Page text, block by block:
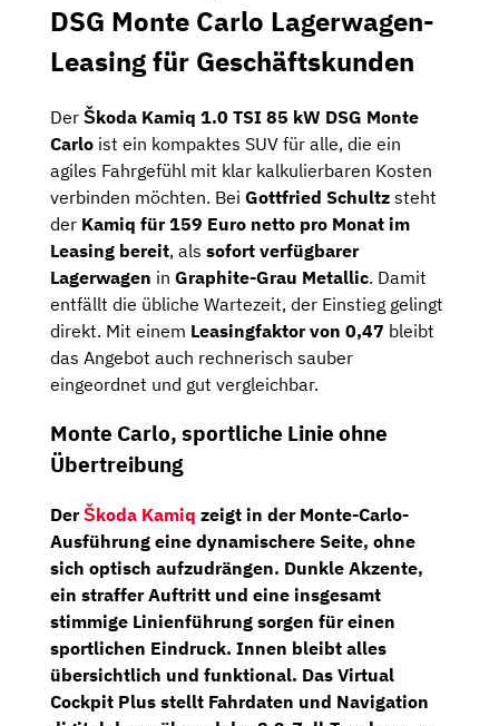
DSG Monte Carlo Lagerwagen-
Leasing für Geschäftskunden
Der Škoda Kamiq 1.0 TSI 85 kW DSG Monte
Carlo ist ein kompaktes SUV für alle, die ein
agiles Fahrgefühl mit klar kalkulierbaren Kosten
verbinden möchten. Bei Gottfried Schultz steht
der Kamiq für 159 Euro netto pro Monat im
Leasing bereit, als sofort verfügbarer
Lagerwagen in Graphite-Grau Metallic. Damit
entfällt die übliche Wartezeit, der Einstieg gelingt
direkt. Mit einem Leasingfaktor von 0,47 bleibt
das Angebot auch rechnerisch sauber
eingeordnet und gut vergleichbar.
Monte Carlo, sportliche Linie ohne
Übertreibung
DerŠkoda Kamiq zeigt in der Monte-Carlo-
Ausführung eine dynamischere Seite, ohne
sich optisch aufzudrängen. Dunkle Akzente,
ein straffer Auftritt und eine insgesamt
stimmige Linienführung sorgen für einen
sportlichen Eindruck. Innen bleibt alles
übersichtlich und funktional. Das Virtual
Cockpit Plus stellt Fahrdaten und Navigation